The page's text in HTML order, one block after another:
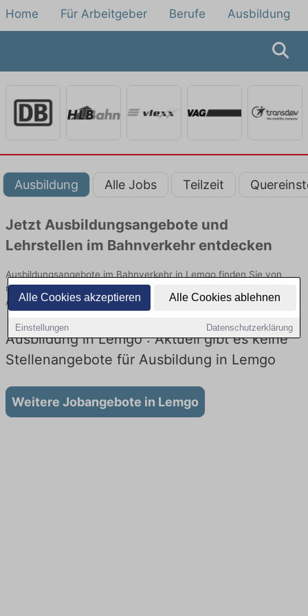
Alle Cookies akzeptieren Alle Cookies ablehnen
Einstellungen Datenschutzerklärung
Home Für Arbeitgeber Berufe Ausbildung
Ausbildung Alle Jobs Teilzeit
Jetzt Ausbildungsangebote und
Lehrstellen im Bahnverkehr entdecken
Ausbildungsangebote im Bahnverkehr in Lemgo finden Sie von
namhaften Firmen. Entdecken Sie freie Optionen von Top-
Arbeitgebern und bewerben Sie sich noch heute.
Ausbildung in Lemgo : Aktuell gibt es keine
Stellenangebote für Ausbildung in Lemgo
Weitere Jobangebote in Lemgo